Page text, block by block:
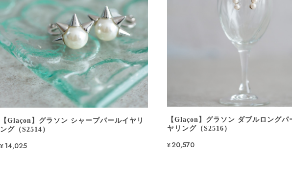
【Glaçon】グラソン シャープパールイヤリ
ング（S2514）
¥14,025
【Glaçon】グラソン ダブルロングパ
ヤリング（S2516）
¥20,570